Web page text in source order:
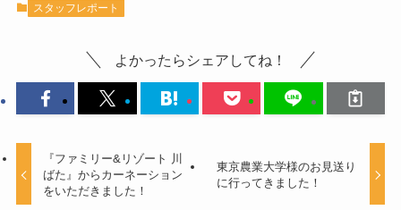
スタッフレポート
よかったらシェアしてね！
『ファミリー&リゾート 川
ばた』からカーネーション
をいただきました！
東京農業大学様のお見送り
に行ってきました！